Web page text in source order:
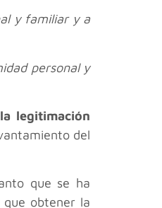
y familiar y a
personal y
la legitimación
del
que se ha
obtener la